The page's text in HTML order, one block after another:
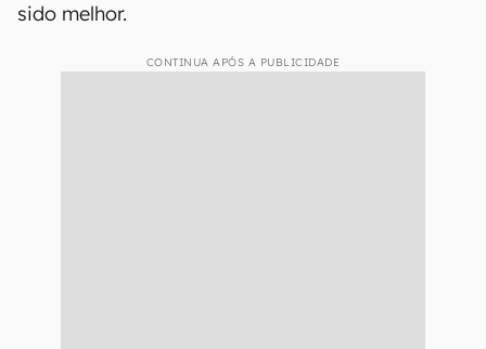
sido melhor.
CONTINUA APÓS A PUBLICIDADE